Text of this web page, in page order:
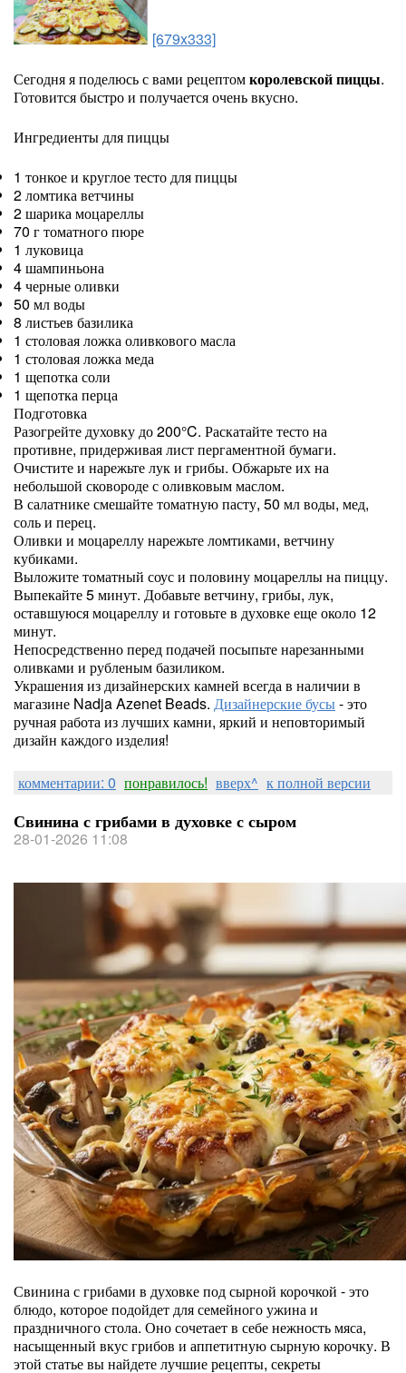
[679x333]
Сегодня я поделюсь с вами рецептомкоролевской пиццы.
Готовится быстро и получается очень вкусно.
Ингредиенты для пиццы
1 тонкое и круглое тесто для пиццы
2 ломтика ветчины
2 шарика моцареллы
70 г томатного пюре
1 луковица
4 шампиньона
4 черные оливки
50 мл воды
8 листьев базилика
1 столовая ложка оливкового масла
1 столовая ложка меда
1 щепотка соли
1 щепотка перца
Подготовка
Разогрейте духовку до 200°C. Раскатайте тесто на
противне, придерживая лист пергаментной бумаги.
Очистите и нарежьте лук и грибы. Обжарьте их на
небольшой сковороде с оливковым маслом.
В салатнике смешайте томатную пасту, 50 мл воды, мед,
соль и перец.
Оливки и моцареллу нарежьте ломтиками, ветчину
кубиками.
Выложите томатный соус и половину моцареллы на пиццу.
Выпекайте 5 минут. Добавьте ветчину, грибы, лук,
оставшуюся моцареллу и готовьте в духовке еще около 12
минут.
Непосредственно перед подачей посыпьте нарезанными
оливками и рубленым базиликом.
Украшения из дизайнерских камней всегда в наличии в
магазине Nadja Azenet Beads. Дизайнерские бусы- это
ручная работа из лучших камни, яркий и неповторимый
дизайн каждого изделия!
комментарии: 0 понравилось! вверх^ к полной версии
Свинина с грибами в духовке с сыром
28-01-2026 11:08
Свинина с грибами в духовке под сырной корочкой - это
блюдо, которое подойдет для семейного ужина и
праздничного стола. Оно сочетает в себе нежность мяса,
насыщенный вкус грибов и аппетитную сырную корочку. В
этой статье вы найдете лучшие рецепты, секреты